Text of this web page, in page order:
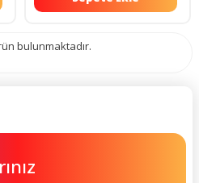
bulunmaktadır.